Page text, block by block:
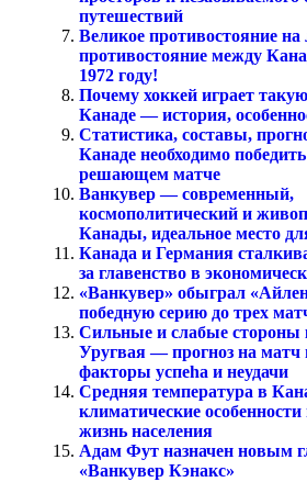
путешествий
Великое противостояние
противостояние между
1972 году!
Почему хоккей играет
Канаде — история,
Статистика, составы,
Канаде необходимо
решающем матче
Ванкувер — современный,
космополитический и
Канады, идеальное место
Канада и Германия
за главенство в
«Ванкувер» обыграл
победную серию до трех
Сильные и слабые
Уругвая — прогноз на
факторы успеha и неудачи
Средняя температура в
климатические
жизнь населения
Адам Фут назначен новым
«Ванкувер Кэнакс»